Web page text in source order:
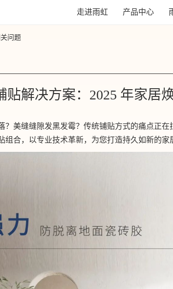
走进雨虹 产品中心
问题
贴解决方案：2025 年家居
？美缝缝隙发黑发霉？传统铺贴方式的痛点正在
组合，以专业技术革新，为您打造持久如新的家